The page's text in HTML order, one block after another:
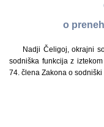
o
Nadji Čeligoj, okrajni
sodniška funkcija z
74. člena Zakona o sodniški